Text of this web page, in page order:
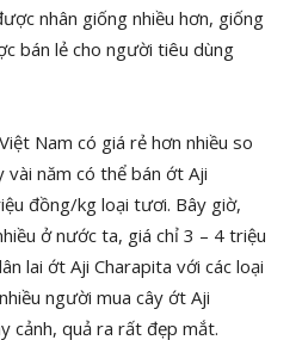
nhân giống nhiều hơn, giống
bán lẻ cho người tiêu dùng
Nam có giá rẻ hơn nhiều so
vài năm có thể bán ớt Aji
đồng/kg loại tươi. Bây giờ,
ở nước ta, giá chỉ 3 – 4 triệu
lai ớt Aji Charapita với các loại
người mua cây ớt Aji
cảnh, quả ra rất đẹp mắt.